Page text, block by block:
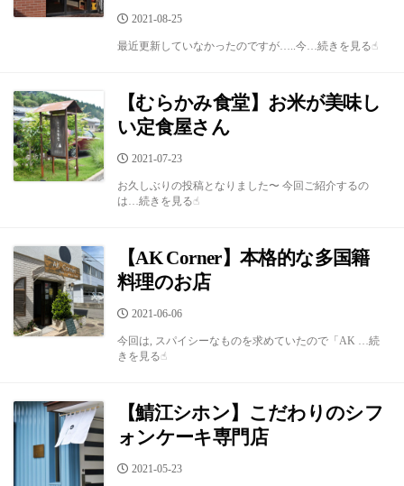
公
日
2021-08-25
最近更新していなかったのですが…..今…続きを見る☝︎
【むらかみ食堂】お米が美味し
い定食屋さん
公
日
2021-07-23
お久しぶりの投稿となりました〜 今回ご紹介するの
は…続きを見る☝︎
【AK Corner】本格的な多国籍
料理のお店
公
日
2021-06-06
今回は, スパイシーなものを求めていたので「AK …続
きを見る☝︎
【鯖江シホン】こだわりのシフ
ォンケーキ専門店
公
2021-05-23